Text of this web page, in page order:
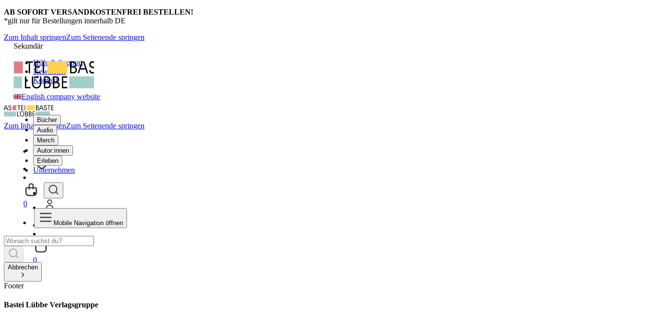
AB SOFORT VERSANDKOSTENFREI BESTELLEN!
*gilt nur für Bestellungen innerhalb DE
Zum Inhalt springenZum Seitenende springen
Sekundär
Hilfe & Support
Newsletter
Kontakt
English company website
Bücher
Audio
Merch
Autor:innen
Erleben
Unternehmen
0
Zum Inhalt springenZum Seitenende springen
0
Mobile Navigation öffnen
Abbrechen
Footer
Bastei Lübbe Verlagsgruppe